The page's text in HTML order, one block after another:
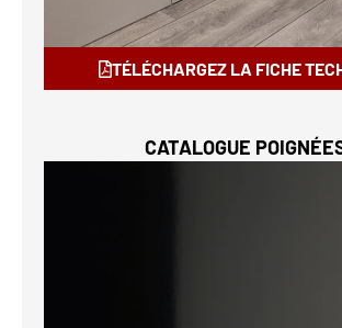
TÉLÉCHARGEZ LA FICHE
CATALOGUE